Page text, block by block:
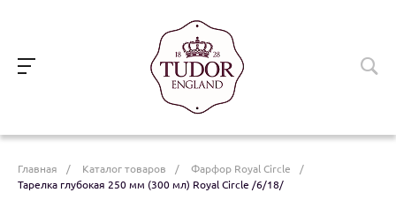
Главная / Каталог товаров / Фарфор Royal Circle
/
Тарелка глубокая 250 мм (300 мл) Royal Circle /6/18/